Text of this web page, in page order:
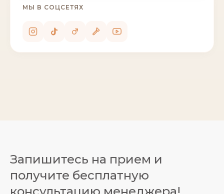
МЫ В СОЦСЕТЯХ
Запишитесь на прием и
получите бесплатную